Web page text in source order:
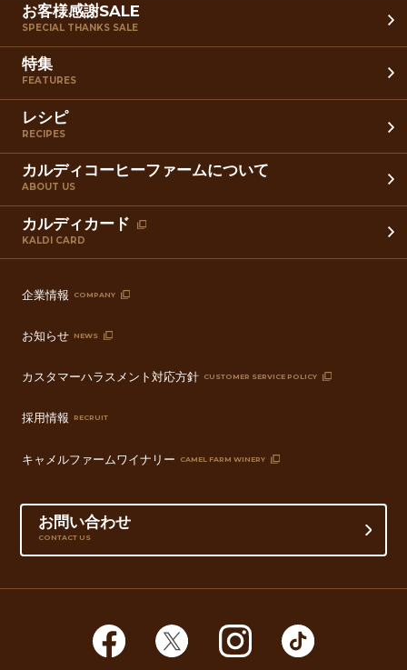
お客様感謝SALE
SPECIAL THANKS SALE
特集
FEATURES
レシピ
RECIPES
カルディコーヒーファームについて
ABOUT US
カルディカード
KALDI CARD
企業情報 COMPANY
お知らせ NEWS
カスタマーハラスメント対応方針 CUSTOMER SERVICE POLICY
採用情報 RECRUIT
キャメルファームワイナリー CAMEL FARM WINERY
お問い合わせ
CONTACT US